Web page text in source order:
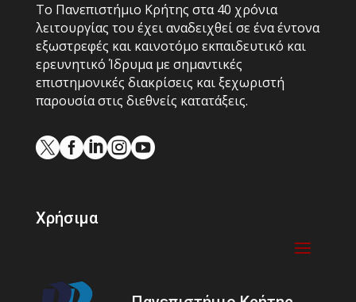
Το Πανεπιστήμιο Κρήτης στα 40 χρόνια
λειτουργίας του έχει αναδειχθεί σε ένα έντονα
εξωστρεφές και καινοτόμο εκπαιδευτικό και
ερευνητικό Ίδρυμα με σημαντικές
επιστημονικές διακρίσεις και ξεχωριστή
παρουσία στις διεθνείς κατατάξεις.

Χρήσιμα